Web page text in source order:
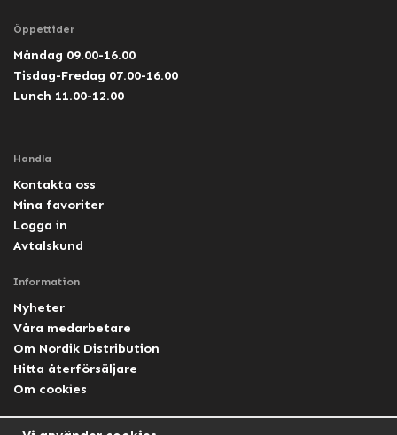
Öppettider
Måndag 09.00-16.00
Tisdag-Fredag 07.00-16.00
Lunch 11.00-12.00
Handla
Kontakta oss
Mina favoriter
Logga in
Avtalskund
Information
Nyheter
Våra medarbetare
Om Nordik Distribution
Hitta återförsäljare
Om cookies